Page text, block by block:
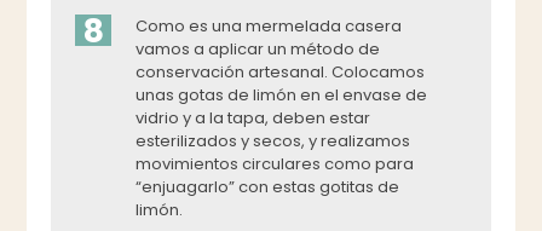
8
Como es una mermelada casera
vamos a aplicar un método de
conservación artesanal. Colocamos
unas gotas de limón en el envase de
vidrio y a la tapa, deben estar
esterilizados y secos, y realizamos
movimientos circulares como para
“enjuagarlo” con estas gotitas de
limón.